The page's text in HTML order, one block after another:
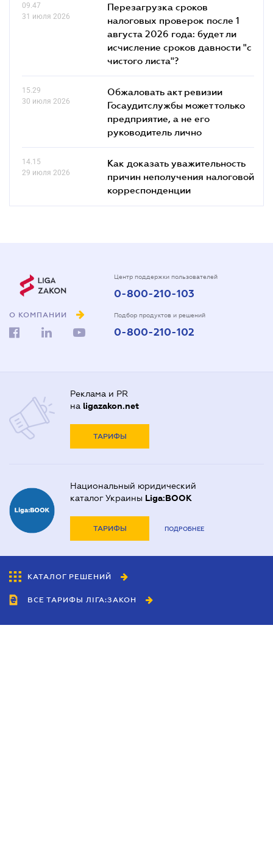
09.47
31 июля 2026
Перезагрузка сроков
налоговых проверок после 1
августа 2026 года: будет ли
исчисление сроков давности "с
чистого листа"?
15.29
30 июля 2026
Обжаловать акт ревизии
Госаудитслужбы может только
предприятие, а не его
руководитель лично
14.15
29 июля 2026
Как доказать уважительность
причин неполучения налоговой
корреспонденции
О КОМПАНИИ
Центр поддержки пользователей
0-800-210-103
Подбор продуктов и решений
0-800-210-102
Реклама и PR
на ligazakon.net
ТАРИФЫ
Национальный юридический
каталог Украины Liga:BOOK
ТАРИФЫ ПОДРОБНЕЕ
КАТАЛОГ РЕШЕНИЙ
ВСЕ ТАРИФЫ ЛІГА:ЗАКОН